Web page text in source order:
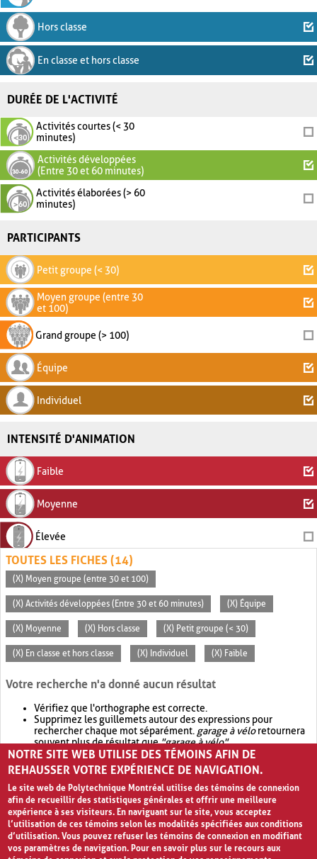
Hors classe
En classe et hors classe
DURÉE DE L'ACTIVITÉ
Activités courtes (< 30
minutes)
Activités développées
(Entre 30 et 60 minutes)
Activités élaborées (> 60
minutes)
PARTICIPANTS
Petit groupe (< 30)
Moyen groupe (entre 30
et 100)
Grand groupe (> 100)
Équipe
Individuel
INTENSITÉ D'ANIMATION
Faible
Moyenne
Élevée
TOUTES LES FICHES (14)
(X) Moyen groupe (entre 30 et 100)
(X) Activités développées (Entre 30 et 60 minutes) (X) Équipe
(X) Moyenne (X) Hors classe (X) Petit groupe (< 30)
(X) En classe et hors classe (X) Individuel (X) Faible
Votre recherche n'a donné aucun résultat
Vérifiez que l'orthographe est correcte.
Supprimez les guillemets autour des expressions pour
rechercher chaque mot séparément. garage à véloretournera
souvent plus de résultat que"garage à vélo".
Envisagez d'élargir votre recherche avec OR.garage OR vélo
retournera souvent plus de résultat quegarage à vélo
NOTRE SITE WEB UTILISE DES TÉMOINS AFIN DE
REHAUSSER VOTRE EXPÉRIENCE DE NAVIGATION.
Le site web de Polytechnique Montréal utilise des témoins de connexion
afin de recueillir des statistiques générales et offrir une meilleure
expérience à ses visiteurs. En naviguant sur le site, vous acceptez
l’utilisation de ces témoins selon les modalités spécifiées aux conditions
d’utilisation. Vous pouvez refuser les témoins de connexion en modifiant
vos paramètres de navigation. Pour en savoir plus sur le recours aux